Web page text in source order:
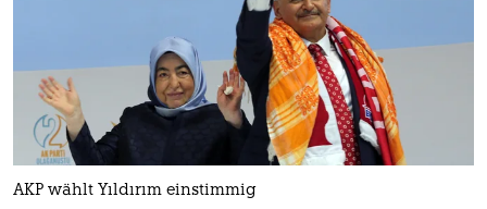
AKP wählt Yıldırım einstimmig